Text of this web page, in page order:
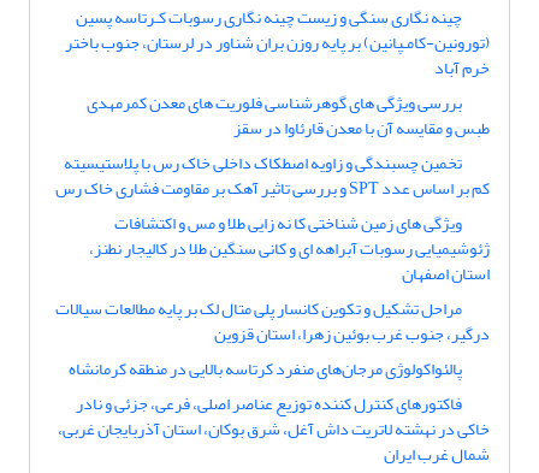
چینه نگاری سنگی و زیست چینه نگاری رسوبات کـرتاسه پسین
(تورونین-کامـپانین) بر پایه روزن بران شناور در لرستان، جنوب باختر
خرم آباد
بررسی ویژگی های گوهرشناسی فلوریت های معدن کمرمهدی
طبس و مقایسه آن با معدن قارئاوا در سقز
تخمین چسبندگی و زاویه اصطکاک داخلی خاک رس با پلاستیسیته
کم بر اساس عدد SPT و بررسی تاثیر آهک بر مقاومت فشاری خاک رس
ویژگی های زمین شناختی کا نه زایی طلا و مس و اکتشافات
ژئوشیمیایی رسوبات آبراهه ای و کانی سنگین طلا در کالیجار نطنز،
استان اصفهان
مراحل تشکیل و تکوین کانسار پلی متال لک بر پایه مطالعات سیالات
درگیر، جنوب غرب بوئین زهرا، استان قزوین
پالئواکولوژی مرجان‌های منفرد کرتاسه بالایی در منطقه کرمانشاه
فاکتورهای کنترل کننده توزیع عناصر اصلی، فرعی، جزئی و نادر
خاکی در نهشته لاتریت داش آغل، شرق بوکان، استان آذربایجان غربی،
شمال غرب ایران